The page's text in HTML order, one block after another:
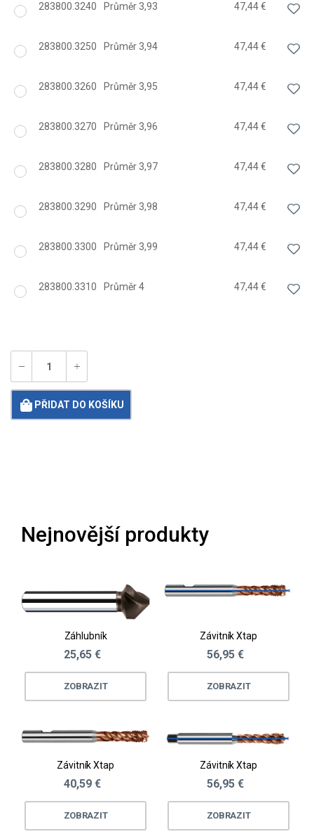
283800.3240 Průměr 3,93 47,44 €
283800.3250 Průměr 3,94 47,44 €
283800.3260 Průměr 3,95 47,44 €
283800.3270 Průměr 3,96 47,44 €
283800.3280 Průměr 3,97 47,44 €
283800.3290 Průměr 3,98 47,44 €
283800.3300 Průměr 3,99 47,44 €
283800.3310 Průměr 4 47,44 €
PŘIDAT DO KOŠÍKU
Nejnovější produkty
Záhlubník
25,65 €
ZOBRAZIT
Závitník Xtap
56,95 €
ZOBRAZIT
Závitník Xtap
40,59 €
ZOBRAZIT
Závitník Xtap
56,95 €
ZOBRAZIT